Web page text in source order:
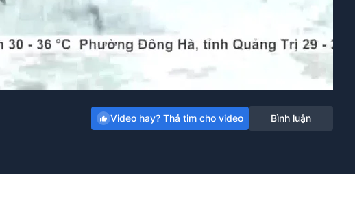
Video hay? Thả tim cho video Bình luận